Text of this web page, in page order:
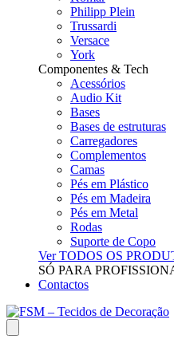
Philipp Plein
Trussardi
Versace
York
Componentes & Tech
Acessórios
Audio Kit
Bases
Bases de estruturas
Carregadores
Complementos
Camas
Pés em Plástico
Pés em Madeira
Pés em Metal
Rodas
Suporte de Copo
Ver TODOS OS
SÓ PARA
Contactos